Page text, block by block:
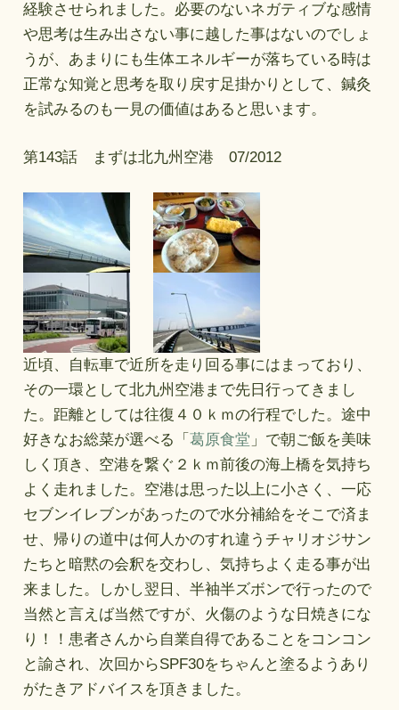
経験させられました。必要のないネガティブな感情
や思考は生み出さない事に越した事はないのでしょ
うが、あまりにも生体エネルギーが落ちている時は
正常な知覚と思考を取り戻す足掛かりとして、鍼灸
を試みるのも一見の価値はあると思います。
第143話 まずは北九州空港 07/2012
近頃、自転車で近所を走り回る事にはまっており、
その一環として北九州空港まで先日行ってきまし
た。距離としては往復４０ｋｍの行程でした。途中
好きなお総菜が選べる「葛原食堂 」で朝ご飯を美味
しく頂き、空港を繋ぐ２ｋｍ前後の海上橋を気持ち
よく走れました。空港は思った以上に小さく、一応
セブンイレブンがあったので水分補給をそこで済ま
せ、帰りの道中は何人かのすれ違うチャリオジサン
たちと暗黙の会釈を交わし、気持ちよく走る事が出
来ました。しかし翌日、半袖半ズボンで行ったので
当然と言えば当然ですが、火傷のような日焼きにな
り！！患者さんから自業自得であることをコンコン
と諭され、次回からSPF30をちゃんと塗るようあり
がたきアドバイスを頂きました。